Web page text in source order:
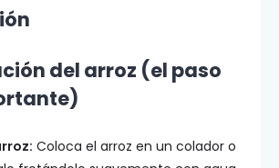
del arroz (el paso
Coloca el arroz en un colador o